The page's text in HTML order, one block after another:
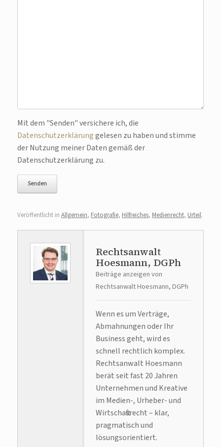
Bitte lasse dieses Feld leer.
Mit dem "Senden" versichere ich, die
Datenschutzerklärunggelesen zu haben und stimme
der Nutzung meiner Daten gemäß der
Datenschutzerklärung zu.
Veröffentlicht in Allgemein, Fotografie, Hilfreiches, Medienrecht, Urteil.
Rechtsanwalt
Hoesmann, DGPh
Beiträge anzeigen von
Rechtsanwalt Hoesmann, DGPh
Wenn es um Verträge,
Abmahnungen oder Ihr
Business geht, wird es
schnell rechtlich komplex.
Rechtsanwalt Hoesmann
berät seit fast 20 Jahren
Unternehmen und Kreative
im Medien-, Urheber- und
Wirtschaftsrecht – klar,
pragmatisch und
lösungsorientiert.